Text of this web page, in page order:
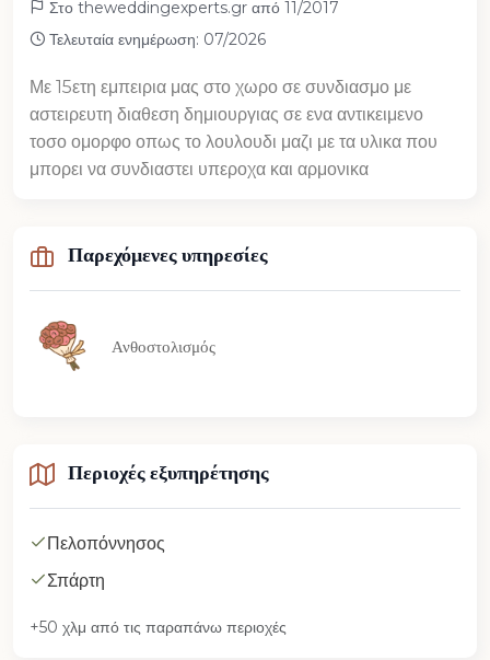
Στο theweddingexperts.gr από 11/2017
Τελευταία ενημέρωση: 07/2026
Με 15ετη εμπειρια μας στο χωρο σε συνδιασμο με
αστειρευτη διαθεση δημιουργιας σε ενα αντικειμενο
τοσο ομορφο οπως το λουλουδι μαζι με τα υλικα που
μπορει να συνδιαστει υπεροχα και αρμονικα
Παρεχόμενες υπηρεσίες
Ανθοστολισμός
Περιοχές εξυπηρέτησης
Πελοπόννησος
Σπάρτη
+50 χλμ από τις παραπάνω περιοχές